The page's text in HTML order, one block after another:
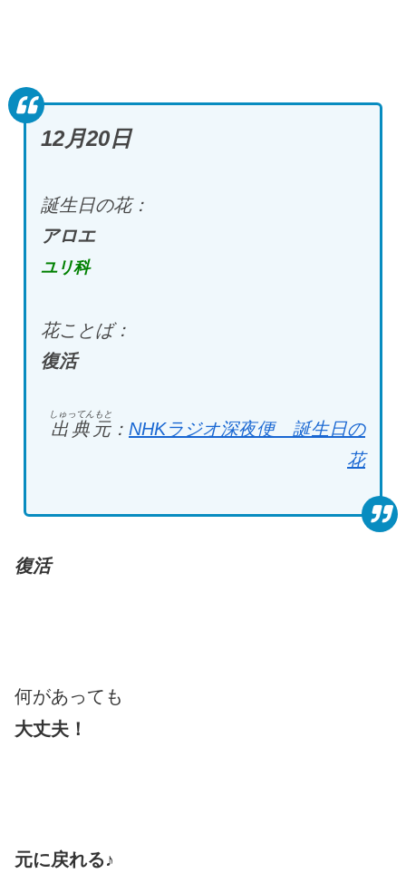
12月20日
誕生日の花：
アロエ
ユリ科
花ことば：
復活
出典元
しゅってんもと
： NHKラジオ深夜便 誕生日の
花
復活
何があっても
大丈夫！
元に戻れる♪